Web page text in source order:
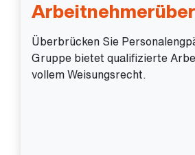
Überbrücken Sie
Gruppe bietet qualifizierte
vollem Weisungsrecht.